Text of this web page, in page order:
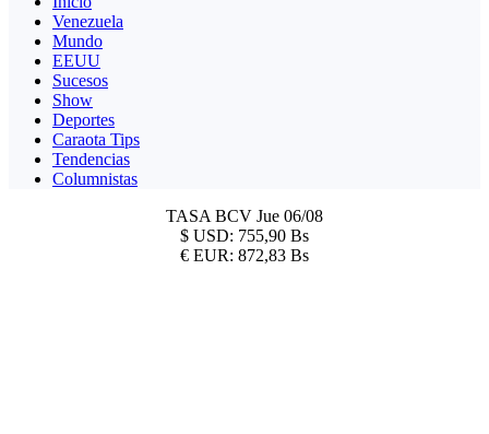
Venezuela
Mundo
EEUU
Sucesos
Show
Deportes
Caraota Tips
Tendencias
Columnistas
TASA BCV Jue 06/08
$ USD: 755,90 Bs
€ EUR: 872,83 Bs